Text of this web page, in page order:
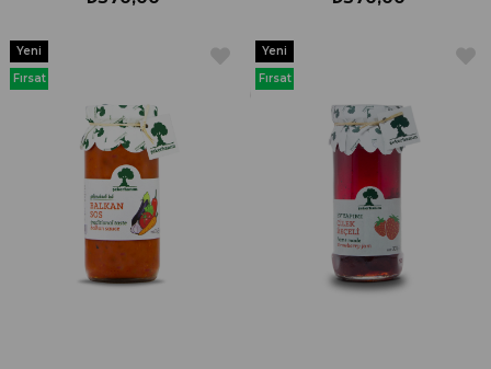
Yeni
Ürün
Fırsat
Yeni
Ürün
Fırsat